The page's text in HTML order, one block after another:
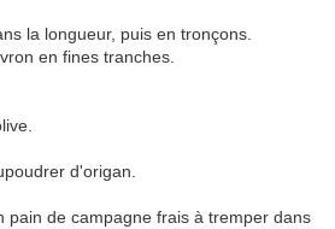
la longueur, puis en tronçons.
en fines tranches.
d'origan.
pain de campagne frais à tremper dans